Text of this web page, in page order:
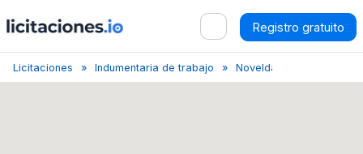
Registro gratuito
Licitaciones Indumentaria de trabajo Novelda